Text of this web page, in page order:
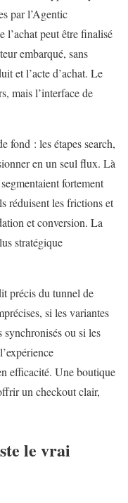
par l’Agentic
l’achat peut être finalisé
embarqué, sans
et l’acte d’achat. Le
mais l’interface de
fond : les étapes search,
en un seul flux. Là
fortement
réduisent les frictions et
et conversion. La
stratégique
précis du tunnel de
si les variantes
synchronisés ou si les
efficacité. Une boutique
un checkout clair,
le vrai